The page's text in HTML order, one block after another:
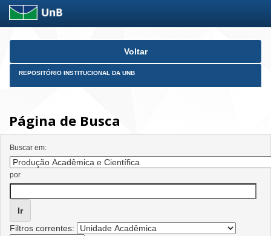
Skip
Voltar
REPOSITÓRIO INSTITUCIONAL DA UNB
Página de Busca
Buscar em:
por
Filtros correntes: